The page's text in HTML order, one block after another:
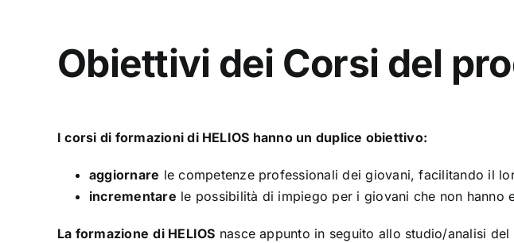
Obiettivi dei Corsi del
I corsi di formazioni di HELIOS hanno un duplice obiettivo:
aggiornare le competenze professionali dei giovani, facilitando il
incrementare le possibilità di impiego per i giovani che non hanno
La formazione di HELIOS nasce appunto in seguito allo studio/analisi